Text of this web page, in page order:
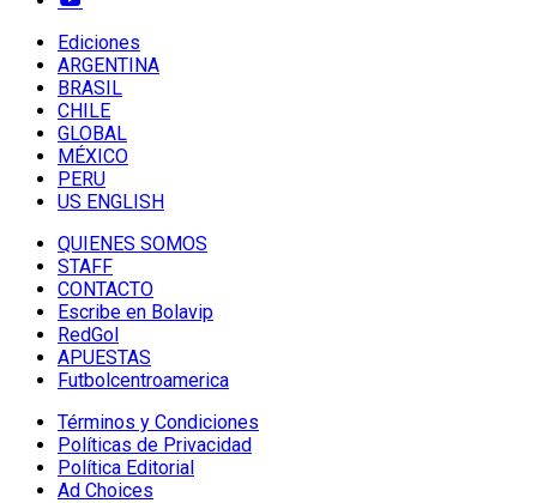
Ediciones
ARGENTINA
BRASIL
CHILE
GLOBAL
MÉXICO
PERU
US ENGLISH
QUIENES SOMOS
STAFF
CONTACTO
Escribe en Bolavip
RedGol
APUESTAS
Futbolcentroamerica
Términos y Condiciones
Políticas de Privacidad
Política Editorial
Ad Choices